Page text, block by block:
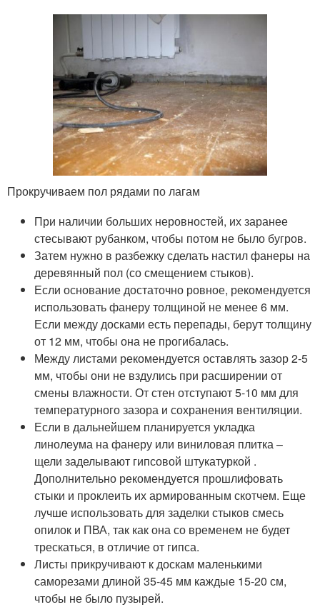
Прокручиваем пол рядами по лагам
При наличии больших неровностей, их заранее
стесывают рубанком, чтобы потом не было бугров.
Затем нужно в разбежку сделать настил фанеры на
деревянный пол (со смещением стыков).
Если основание достаточно ровное, рекомендуется
использовать фанеру толщиной не менее 6 мм.
Если между досками есть перепады, берут толщину
от 12 мм, чтобы она не прогибалась.
Между листами рекомендуется оставлять зазор 2-5
мм, чтобы они не вздулись при расширении от
смены влажности. От стен отступают 5-10 мм для
температурного зазора и сохранения вентиляции.
Если в дальнейшем планируется укладка
линолеума на фанеру или виниловая плитка –
щели заделывают гипсовой штукатуркой .
Дополнительно рекомендуется прошлифовать
стыки и проклеить их армированным скотчем. Еще
лучше использовать для заделки стыков смесь
опилок и ПВА, так как она со временем не будет
трескаться, в отличие от гипса.
Листы прикручивают к доскам маленькими
саморезами длиной 35-45 мм каждые 15-20 см,
чтобы не было пузырей.